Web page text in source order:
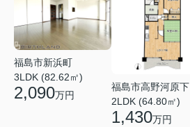
福島市新浜町
3LDK (82.62㎡)
2,090万円
福島市高野河原下
2LDK (64.80㎡)
1,430万円